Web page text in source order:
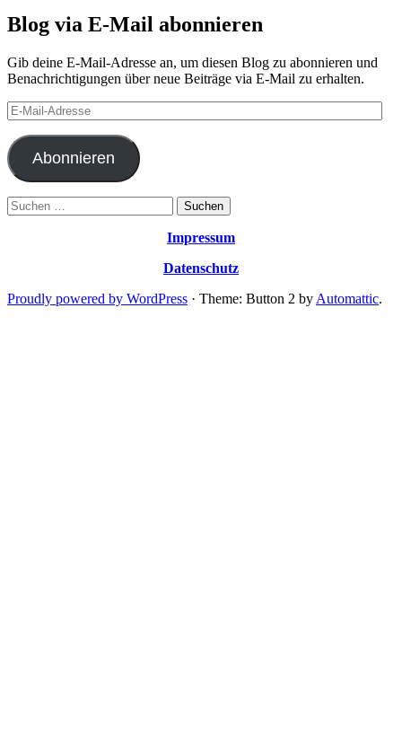
Blog via E-Mail abonnieren
Gib deine E-Mail-Adresse an, um diesen Blog zu abonnieren und
Benachrichtigungen über neue Beiträge via E-Mail zu erhalten.
E-
Mail-
Adresse
Abonnieren
Suchen
nach:
Impressum
Datenschutz
Proudly powered by WordPress · Theme: Button 2 by Automattic.